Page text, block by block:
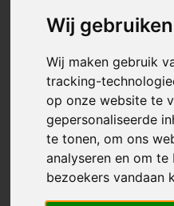
Wij
Wij maken gebruik
tracking-
op onze website te
gepersonaliseerde
te tonen, om ons
analyseren en om
bezoekers vandaan
Mini Mag-Lite